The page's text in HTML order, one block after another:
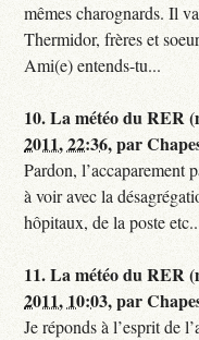
mêmes charognards. Il
Thermidor, frères et
Ami(e) entends-tu...
10.La météo du RER
2011, 22:36,par
Pardon, l’accaparement
à voir avec la
hôpitaux, de la poste
11.La météo du RER
2011, 10:03,par
Je réponds à l’esprit de